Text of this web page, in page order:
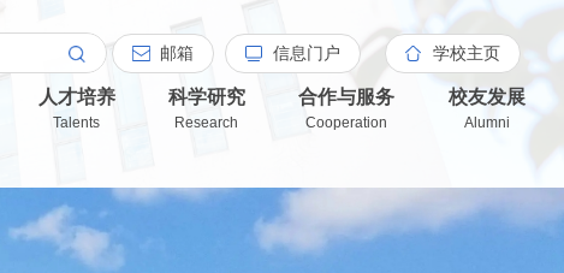
邮箱 信息门户 学校主页
人才培养
Talents
科学研究
Research
合作与服务
Cooperation
校友发展
Alumni